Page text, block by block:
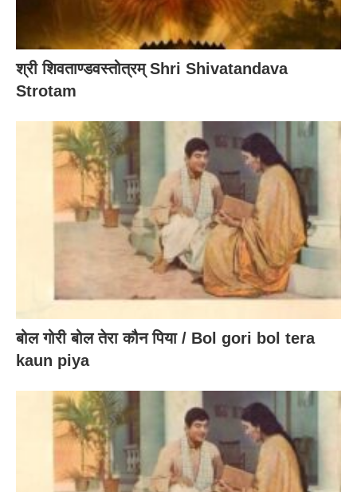
श्री शिवताण्डवस्तोत्रम् Shri Shivatandava
Strotam
बोल गोरी बोल तेरा कौन पिया / Bol gori bol tera
kaun piya